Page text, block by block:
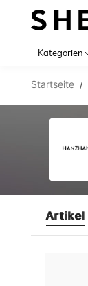
Kategorien
Startseite /
Artikel